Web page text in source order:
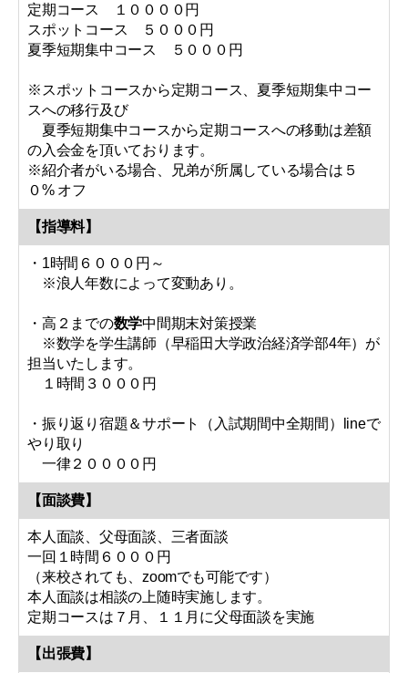
定期コース １００００円
スポットコース ５０００円
夏季短期集中コース ５０００円
※スポットコースから定期コース、夏季短期集中コー
スへの移行及び
夏季短期集中コースから定期コースへの移動は差額
の入会金を頂いております。
※紹介者がいる場合、兄弟が所属している場合は５
０% オフ
【指導料】
・1時間６０００円～
※浪人年数によって変動あり。
・高２までの数学中間期末対策授業
※数学を学生講師（早稲田大学政治経済学部4年）が
担当いたします。
１時間３０００円
・振り返り宿題＆サポート（入試期間中全期間）lineで
やり取り
一律２００００円
【面談費】
本人面談、父母面談、三者面談
一回１時間６０００円
（来校されても、zoomでも可能です）
本人面談は相談の上随時実施します。
定期コースは７月、１１月に父母面談を実施
【出張費】